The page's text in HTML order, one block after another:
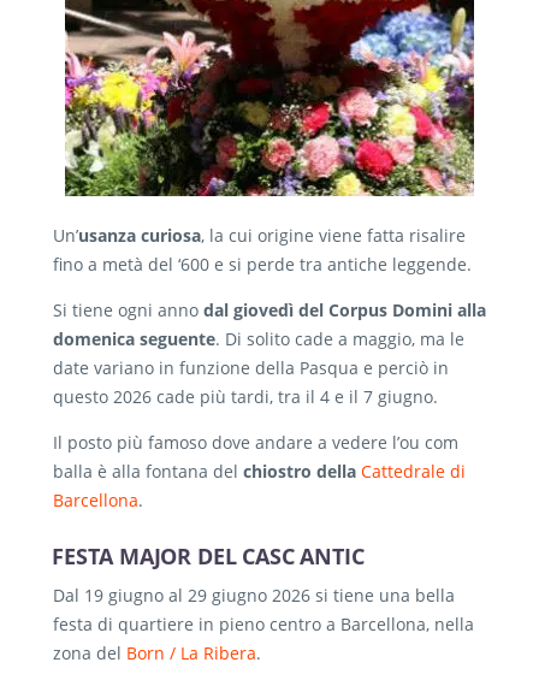
Un’usanza curiosa, la cui origine viene fatta risalire
fino a metà del ‘600 e si perde tra antiche leggende.
Si tiene ogni anno dal giovedì del Corpus Domini alla
domenica seguente. Di solito cade a maggio, ma le
date variano in funzione della Pasqua e perciò in
questo 2026 cade più tardi, tra il 4 e il 7 giugno.
Il posto più famoso dove andare a vedere l’ou com
balla è alla fontana del chiostro della Cattedrale di
Barcellona.
FESTA MAJOR DEL CASC ANTIC
Dal 19 giugno al 29 giugno 2026 si tiene una bella
festa di quartiere in pieno centro a Barcellona, nella
zona del Born / La Ribera.